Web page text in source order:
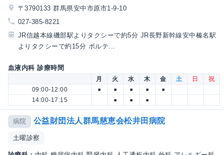
〒3790133 群馬県安中市原市1-9-10
027-385-8221
JR信越本線磯部駅よりタクシーで約5分 JR長野新幹線安中榛名駅
よりタクシーで約15分 ボルテ...
血液内科 診療時間
月 火 水 木 金 土 日
祝
09:00-12:00
● ● ● ●
●
14:00-17:15
● ● ●
病院 公益財団法人群馬慈恵会松井田病院
土曜診察